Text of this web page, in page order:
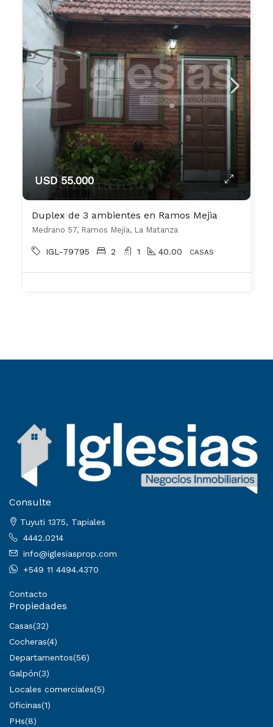
USD 55.000
Duplex de 3 ambientes en Ramos Mejia
Medrano 57, Ramos Mejía, La Matanza
IGL-79795 2 1 40.00 CASAS
Consulte
Tuyuti 1375, Tapiales
4442.0214
info@iglesiasprop.com
+549 11 4494.4370
Contacto
Propiedades
Casas(32)
Cocheras(4)
Departamentos(56)
Galpón(3)
Locales comerciales(5)
Oficinas(1)
PHs(8)